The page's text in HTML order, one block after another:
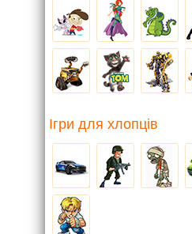
Ігри для хлопців